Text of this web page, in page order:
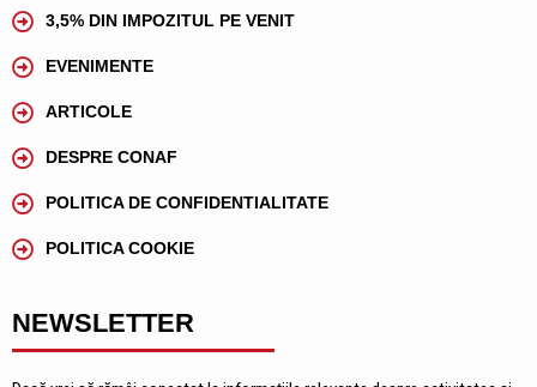
3,5% DIN IMPOZITUL PE VENIT
EVENIMENTE
ARTICOLE
DESPRE CONAF
POLITICA DE CONFIDENTIALITATE
POLITICA COOKIE
NEWSLETTER